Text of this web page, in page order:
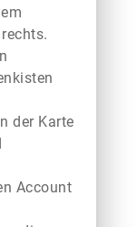
der Karte
Account